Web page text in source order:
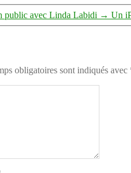
public avec Linda Labidi → Un
obligatoires sont indiqués avec